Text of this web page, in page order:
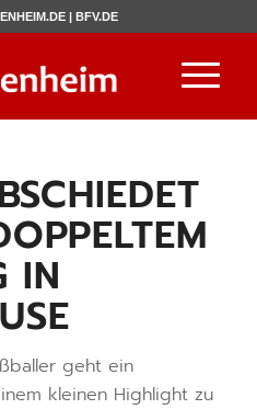
|BFV.DE
IN
geht ein
kleinen Highlight zu